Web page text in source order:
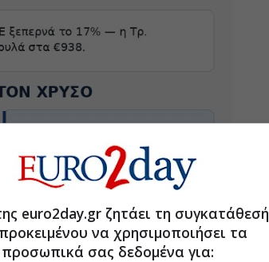
euro2day.gr ζητάει τη συγκατάθεσή
να χρησιμοποιήσει τα
προσωπικά σας δεδομένα για: